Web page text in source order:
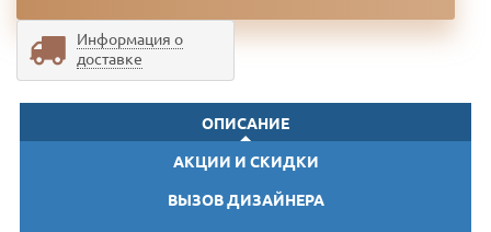
Информация о
доставке
ОПИСАНИЕ
АКЦИИ И СКИДКИ
ВЫЗОВ ДИЗАЙНЕРА